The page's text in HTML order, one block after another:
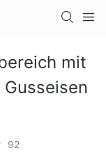
mit
92